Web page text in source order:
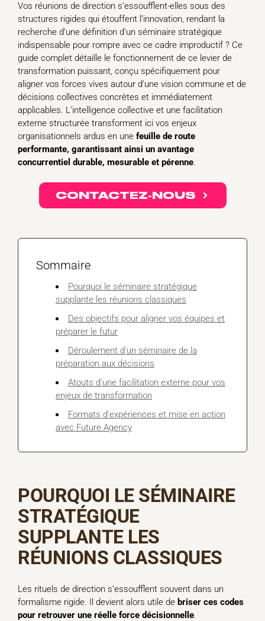
Vos réunions de direction s’essoufflent-elles sous des
structures rigides qui étouffent l’innovation, rendant la
recherche d’une définition d’un séminaire stratégique
indispensable pour rompre avec ce cadre improductif ? Ce
guide complet détaille le fonctionnement de ce levier de
transformation puissant, conçu spécifiquement pour
aligner vos forces vives autour d’une vision commune et de
décisions collectives concrètes et immédiatement
applicables. L’intelligence collective et une facilitation
externe structurée transforment ici vos enjeux
organisationnels ardus en une feuille de route
performante, garantissant ainsi un avantage
concurrentiel durable, mesurable et pérenne.
CONTACTEZ-NOUS
Sommaire
Pourquoi le séminaire stratégique
supplante les réunions classiques
Des objectifs pour aligner vos équipes et
préparer le futur
Déroulement d'un séminaire de la
préparation aux décisions
Atouts d'une facilitation externe pour vos
enjeux de transformation
Formats d'expériences et mise en action
avec Future Agency
POURQUOI LE SÉMINAIRE
STRATÉGIQUE
SUPPLANTE LES
RÉUNIONS CLASSIQUES
Les rituels de direction s’essoufflent souvent dans un
formalisme rigide. Il devient alors utile de briser ces codes
pour retrouver une réelle force décisionnelle.